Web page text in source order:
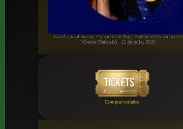
Cartel oficial evento: Concierto de Tony Hadley en Conciertos de
Viveros (Valencia) · 12 de julio, 2026
Comprar entradas